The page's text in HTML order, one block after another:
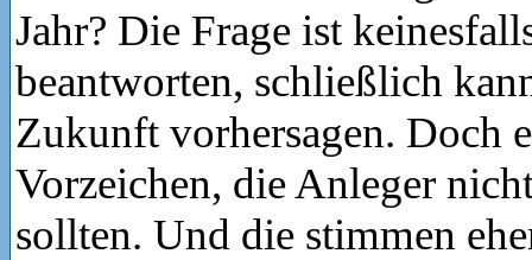
Jahr? Die Frage ist
beantworten, schließlich
Zukunft vorhersagen. Doch
Vorzeichen, die Anleger
sollten. Und die stimmen